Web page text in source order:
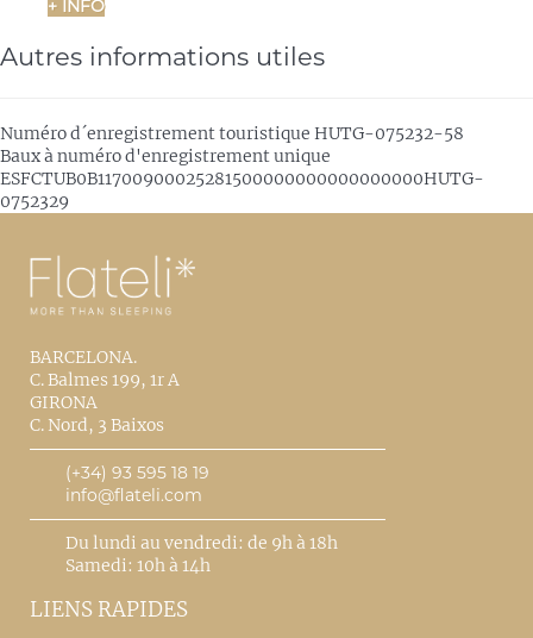
+ INFO
Autres informations utiles
Numéro d´enregistrement touristique HUTG-075232-58
Baux à numéro d'enregistrement unique
ESFCTUB0B11700900025281500000000000000000HUTG-
0752329
BARCELONA.
C. Balmes 199, 1r A
GIRONA
C. Nord, 3 Baixos
(+34) 93 595 18 19
info@flateli.com
Du lundi au vendredi: de 9h à 18h
Samedi: 10h à 14h
LIENS RAPIDES